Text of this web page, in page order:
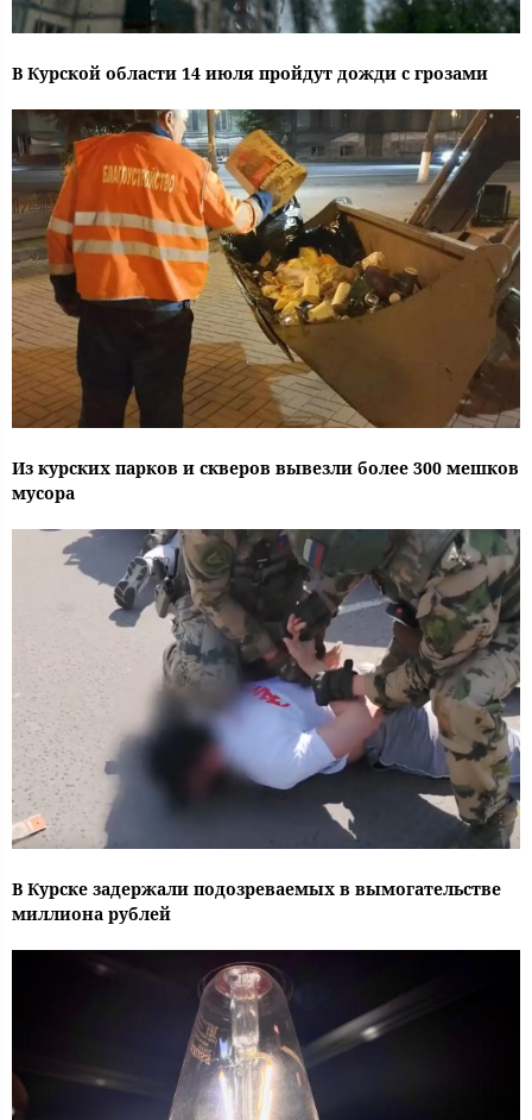
В Курской области 14 июля пройдут дожди с грозами
Из курских парков и скверов вывезли более 300 мешков
мусора
В Курске задержали подозреваемых в вымогательстве
миллиона рублей